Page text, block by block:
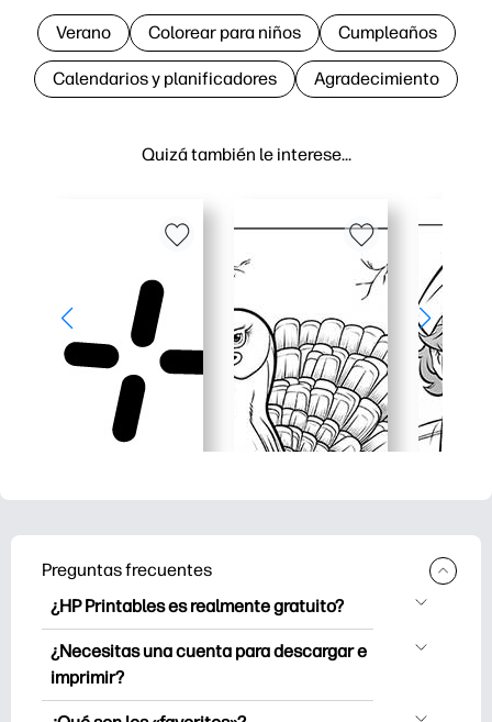
Quizá también le interese…
Verano Colorear para niños Cumpleaños
Calendarios y planificadores Agradecimiento
Preguntas frecuentes
¿HP Printables es realmente gratuito?
HP Printables ofrece más de 2500
imprimibles gratuitos para descargar e
imprimir. Explore páginas para colorear
¿Necesitas una cuenta para descargar e
imprimir?
Puede explorar e imprimir sin crear una